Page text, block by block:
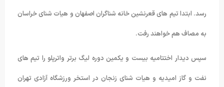
رسد. ابتدا تیم های قعرنشین خانه شناگران اصفهان و هیات شنای خراسان
به مصاف هم خواهند رفت.
سپس دیدار اختتامیه بیست و یکمین دوره لیگ برتر واترپلو را تیم های
نفت و گاز امیدیه و هیات شنای زنجان در استخر ورزشگاه آزادی تهران